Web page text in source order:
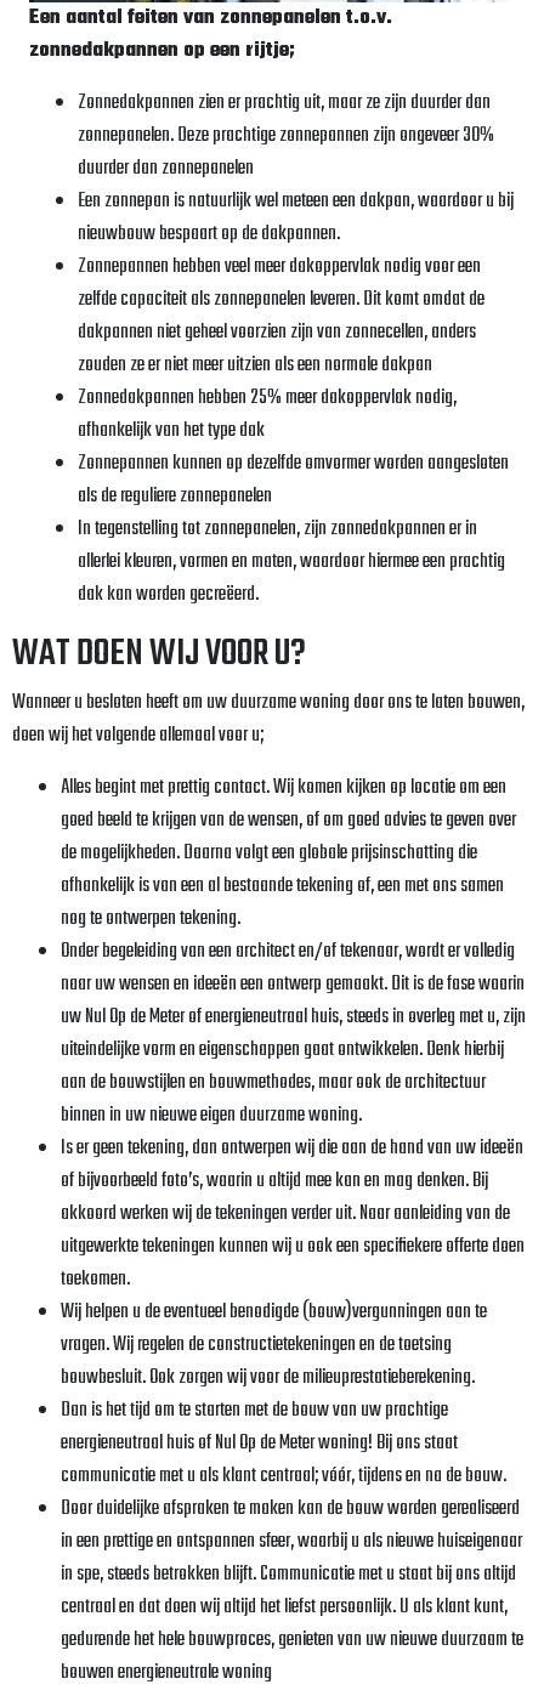
Een aantal feiten van zonnepanelen t.o.v.
zonnedakpannen op een rijtje;
Zonnedakpannen zien er prachtig uit, maar ze zijn duurder dan
zonnepanelen. Deze prachtige zonnepannen zijn ongeveer 30%
duurder dan zonnepanelen
Een zonnepan is natuurlijk wel meteen een dakpan, waardoor u bij
nieuwbouw bespaart op de dakpannen.
Zonnepannen hebben veel meer dakoppervlak nodig voor een
zelfde capaciteit als zonnepanelen leveren. Dit komt omdat de
dakpannen niet geheel voorzien zijn van zonnecellen, anders
zouden ze er niet meer uitzien als een normale dakpan
Zonnedakpannen hebben 25% meer dakoppervlak nodig,
afhankelijk van het type dak
Zonnepannen kunnen op dezelfde omvormer worden aangesloten
als de reguliere zonnepanelen
In tegenstelling tot zonnepanelen, zijn zonnedakpannen er in
allerlei kleuren, vormen en maten, waardoor hiermee een prachtig
dak kan worden gecreëerd.
WAT DOEN WIJ VOOR U?
Wanneer u besloten heeft om uw duurzame woning door ons te laten bouwen,
doen wij het volgende allemaal voor u;
Alles begint met prettig contact. Wij komen kijken op locatie om een
goed beeld te krijgen van de wensen, of om goed advies te geven over
de mogelijkheden. Daarna volgt een globale prijsinschatting die
afhankelijk is van een al bestaande tekening of, een met ons samen
nog te ontwerpen tekening.
Onder begeleiding van een architect en/of tekenaar, wordt er volledig
naar uw wensen en ideeën een ontwerp gemaakt. Dit is de fase waarin
uw Nul Op de Meter of energieneutraal huis, steeds in overleg met u, zijn
uiteindelijke vorm en eigenschappen gaat ontwikkelen. Denk hierbij
aan de bouwstijlen en bouwmethodes, maar ook de architectuur
binnen in uw nieuwe eigen duurzame woning.
Is er geen tekening, dan ontwerpen wij die aan de hand van uw ideeën
of bijvoorbeeld foto’s, waarin u altijd mee kan en mag denken. Bij
akkoord werken wij de tekeningen verder uit. Naar aanleiding van de
uitgewerkte tekeningen kunnen wij u ook een specifiekere offerte doen
toekomen.
Wij helpen u de eventueel benodigde (bouw)vergunningen aan te
vragen. Wij regelen de constructietekeningen en de toetsing
bouwbesluit. Ook zorgen wij voor de milieuprestatieberekening.
Dan is het tijd om te starten met de bouw van uw prachtige
energieneutraal huis of Nul Op de Meter woning! Bij ons staat
communicatie met u als klant centraal; vóór, tijdens en na de bouw.
Door duidelijke afspraken te maken kan de bouw worden gerealiseerd
in een prettige en ontspannen sfeer, waarbij u als nieuwe huiseigenaar
in spe, steeds betrokken blijft. Communicatie met u staat bij ons altijd
centraal en dat doen wij altijd het liefst persoonlijk. U als klant kunt,
gedurende het hele bouwproces, genieten van uw nieuwe duurzaam te
bouwen energieneutrale woning